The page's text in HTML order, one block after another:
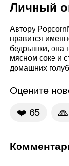
Личный
Автору
нравится
бедрышки, она
мясном соке и
домашних
Оцените
❤️ 65 🙏